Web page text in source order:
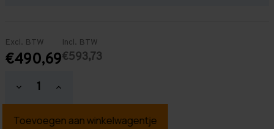
Excl. BTW
€490,69
Incl. BTW
€593,73
Hoeveelheid
verlagen
Grootvakstelling
Hoeveelheid
verhogen
Grootvakstelling